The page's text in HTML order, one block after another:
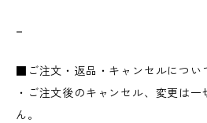
■ご注文・返品・キャンセルについ
・ご注文後のキャンセル、変更は
ん。